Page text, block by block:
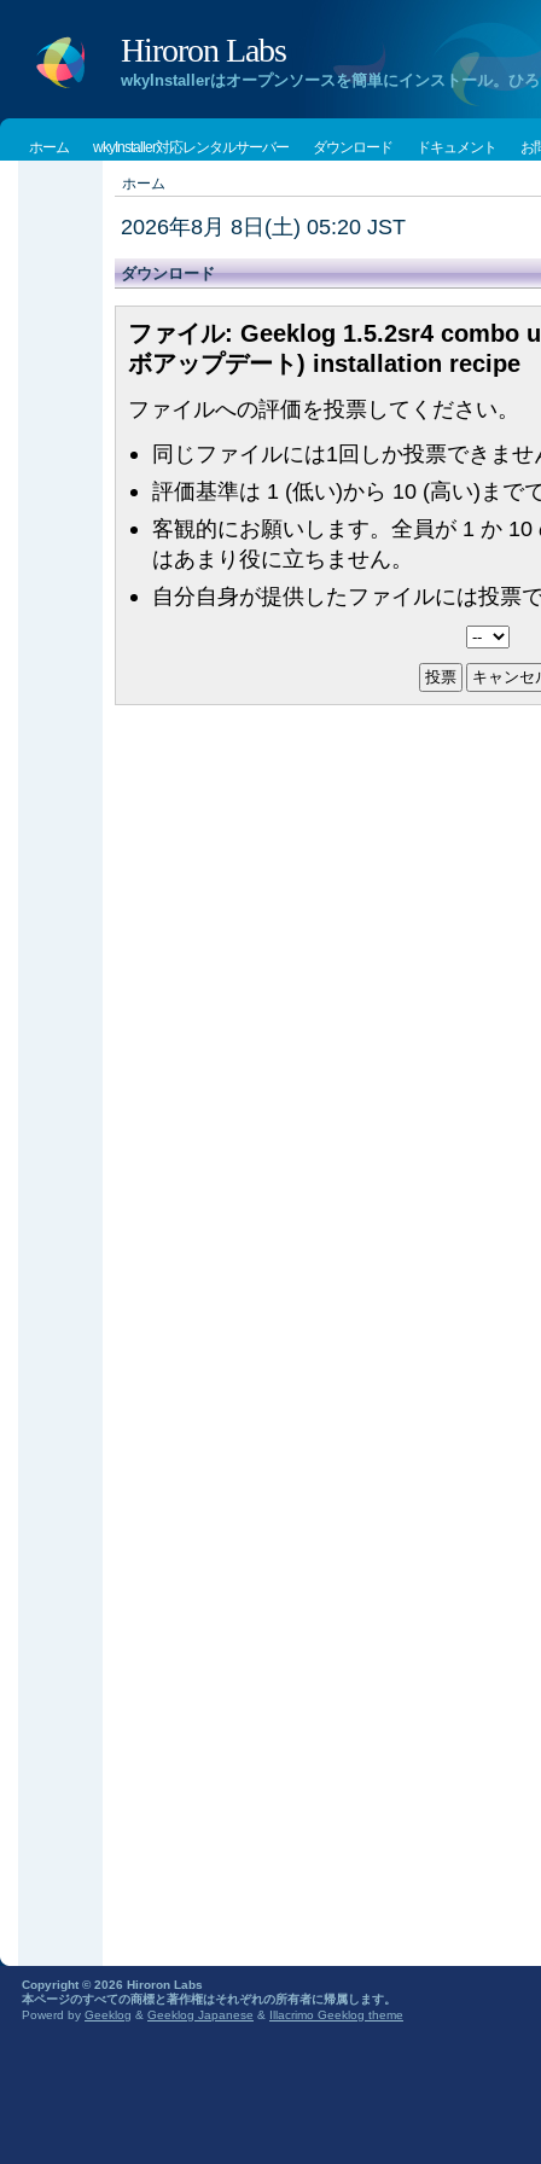
Hiroron Labs
wkyInstallerはオープンソースを簡単にインストール。ひ
ホーム wkyInstaller対応レンタルサーバー ダウンロード ドキュメント お
ホーム
2026年8月 8日(土) 05:20 JST
ダウンロード
ファイル: Geeklog 1.5.2sr4 combo
ボアップデート) installation recipe
ファイルへの評価を投票してください。
同じファイルには1回しか投票できませ
評価基準は 1 (低い)から 10 (高い)まで
客観的にお願いします。全員が 1 か
はあまり役に立ちません。
自分自身が提供したファイルには投票
Copyright © 2026 Hiroron Labs
本ページのすべての商標と著作権はそれぞれの所有者に帰属します。
Powerd by Geeklog & Geeklog Japanese & Illacrimo Geeklog theme